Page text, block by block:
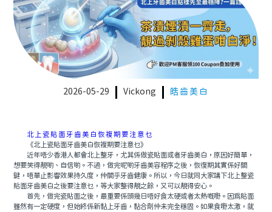
2026-05-29 Vickong 皓齒美白
北上瓷貼面牙齒美白恢複期要注意乜
《北上瓷貼面牙齒美白恢複期要注意乜》
近年唔少香港人都會北上整牙，尤其係做瓷貼面或者牙齒美白，原因好簡單，
想要笑得靚啲、自信啲。不過，做完呢啲牙齒美容程序之後，恢復期其實係好關
鍵，唔單止影響效果持久度，仲關乎牙齒健康。所以，今日就同大家講下北上整瓷
貼面牙齒美白之後要注意乜，等大家整得靚之餘，又可以靚得安心。
首先，做完瓷貼面之後，最重要係頭幾日唔好食太硬或者太熱嘅嘢。因為貼面
雖然有一定硬度，但始終係新黏上牙齒，黏合劑仲未完全穩固。如果食嘢太激，就